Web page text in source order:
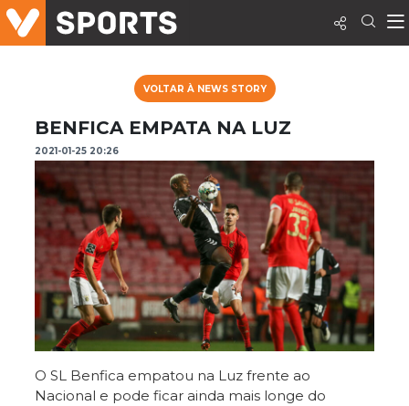
VOLTAR À NEWS STORY
BENFICA EMPATA NA LUZ
2021-01-25 20:26
O SL Benfica empatou na Luz frente ao
Nacional e pode ficar ainda mais longe do